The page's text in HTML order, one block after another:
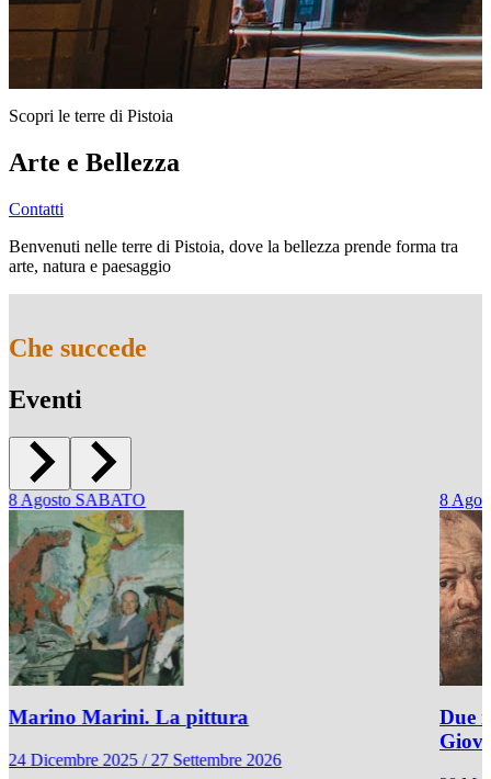
Scopri le terre di Pistoia
Arte e Bellezza
Contatti
Benvenuti nelle terre di Pistoia, dove la bellezza prende forma tra
arte, natura e paesaggio
Che succede
Eventi
8Agosto SABATO
Marino Marini. La pittura
24 Dicembre 2025 / 27 Settembre 2026
8
Due